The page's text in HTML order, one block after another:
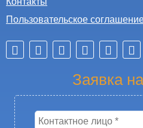
Пользовательское
Заявка